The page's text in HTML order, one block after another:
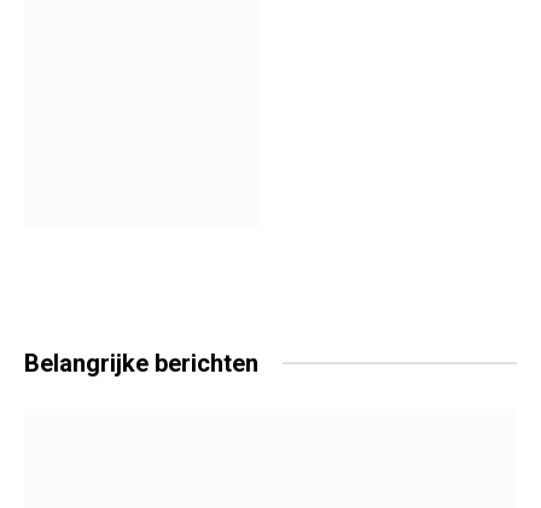
Belangrijke berichten